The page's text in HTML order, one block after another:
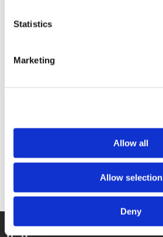
Statistics
Marketing
Allow all
Allow selection
Deny
Ontworpen voor en door docenten
Gratis levering boven €30 binnen NL
WE HELPEN U GRAAG!